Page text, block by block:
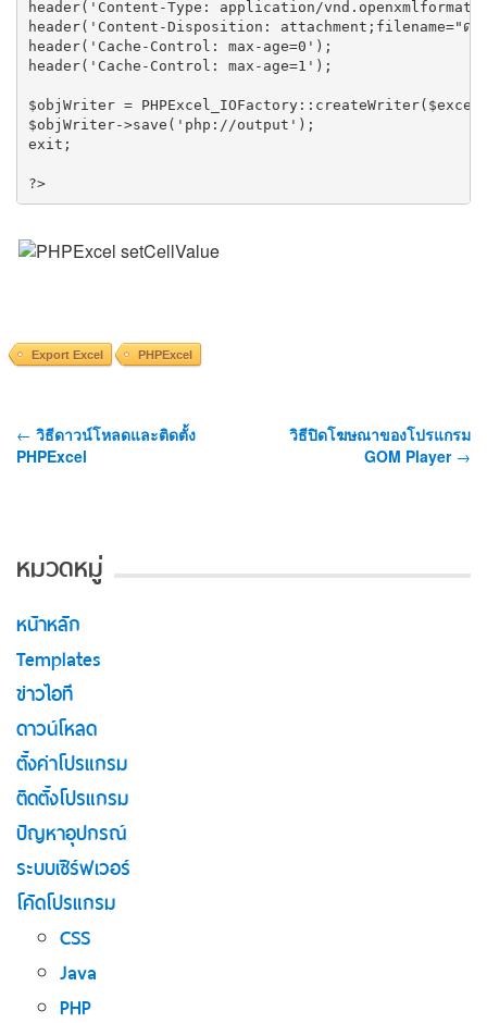
header('Content-Type: application/
header('Content-Disposition: attachment;filename="ด
header('Cache-Control: max-age=0');
header('Cache-Control: max-age=1');
$objWriter =
$objWriter->save('php://output');
exit;
?>
Export Excel PHPExcel
← วิธีดาวน์โหลดและติดตั้ง
PHPExcel
วิธีปิดโฆษณาของโปรแกรม
GOM Player →
หมวดหมู่
หน้าหลัก
Templates
ข่าวไอที
ดาวน์โหลด
ตั้งค่าโปรแกรม
ติดตั้งโปรแกรม
ปัญหาอุปกรณ์
ระบบเซิร์ฟเวอร์
โค้ดโปรแกรม
CSS
Java
PHP